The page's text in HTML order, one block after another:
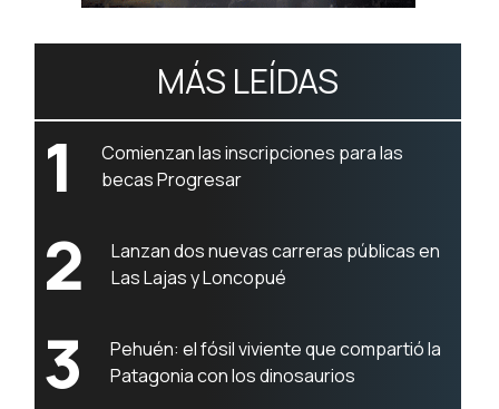
MÁS LEÍDAS
1
Comienzan las inscripciones para las
becas Progresar
2
Lanzan dos nuevas carreras públicas en
Las Lajas y Loncopué
3
Pehuén: el fósil viviente que compartió la
Patagonia con los dinosaurios